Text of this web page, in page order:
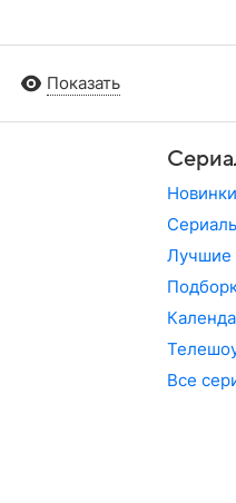
Показать
Новинки
Лучшие
Все